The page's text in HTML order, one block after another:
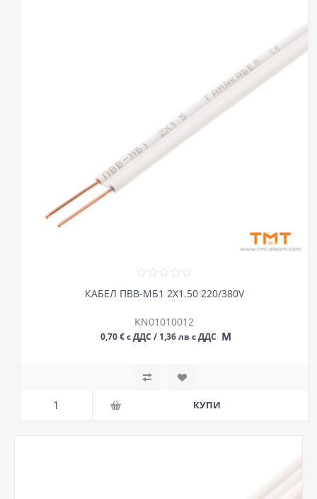
КАБЕЛ ПВВ-МБ1 2Х1.50 220/380V
KN01010012
0,70 € с ДДС / 1,36 лв с ДДС М